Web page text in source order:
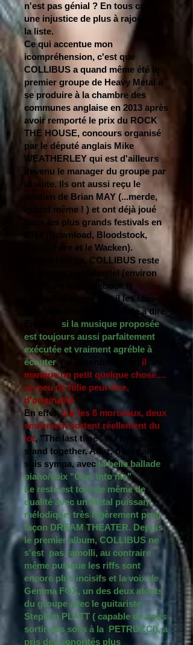
n'est pas génial ? En tous cas,
une injustice de plus à rajouter à
la liste.
Ce qui accentue mon
icompréhension, c'est que
COLLIBUS a quand même été le
premier groupe de Heavy Metal à
se produire à la chambre des
communes anglaise en 2013 après
avoir remporté le prix du ROCK
THE HOUSE, concours organisé
par le député anglais Mike
WEATHERLEY qui est d'ailleurs
devenu le manager du groupe par
la suite. Ils ont aussi reçu le
soutien de Brian MAY (...merde,
quand même ! ) et ont déjà joué
dans les plus grands festivals en
2014 (Download, Bloodstock,
Sonisphere et le Wacken).
Malgré tout ça, COLLIBUS reste
un groupe confidentiel (environ
4400 fans sur Facebook !)
Ce nouvel album va t-il les faire
vraiment décoller ? Difficile à dire.
si la musique proposée
est toujours aussi parfaitement
exécutée et vraiment agréble à
écouter, j'ai le sentiment qu' il
manque un petit quelque chose....
un peu de folie peut-être,
d'originalité.
En effet,sur les 8 morceaux, deux
seulement sortent réellement du
lot, "The last time" et l'hymne "We
stand together. Allez, trois car je
suis sympa, avecla belle ballade
piano/voix "Give into me".
Le reste est tout de même de
qualité avec un Metal puissant,
mélodique, très légèrement prog
façon DREAM THEATER. Depuis
le premier album, COLLIBUS ne
s'est pas ramolli, au contraire
même puisque les riffs sont
encore plus incisifs et la voix de
Gemma FOX, un des deux atouts
du groupe avec le guitariste
Stephen PLATT ( capable de nous
sortir des solis à la PETRUCCI), a
pris des sonorités plus